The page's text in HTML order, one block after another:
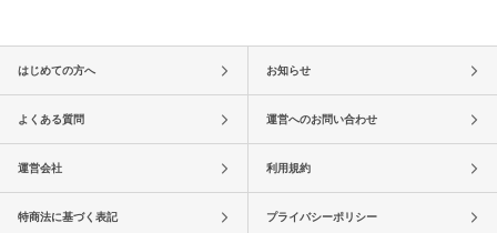
はじめての方へ お知らせ
よくある質問 運営へのお問い合わせ
運営会社 利用規約
特商法に基づく表記 プライバシーポリシー